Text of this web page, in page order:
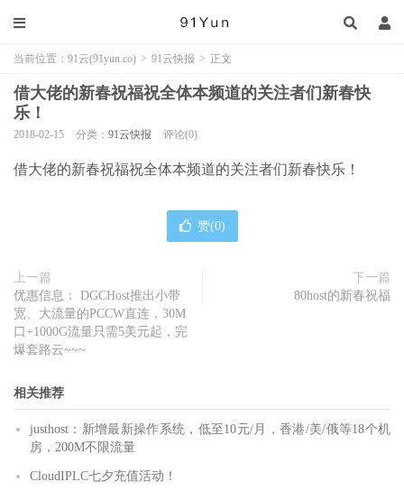
当前位置： 91云(91yun.co) > 91云快报 > 正文
借大佬的新春祝福祝全体本频道的关注者们新春快
乐！
2018-02-15 分类： 91云快报 评论(0)
借大佬的新春祝福祝全体本频道的关注者们新春快乐！
赞(0)
上一篇
优惠信息： DGCHost推出小带
宽、大流量的PCCW直连，30M
口+1000G流量只需5美元起，完
爆套路云~~~
下一篇
80host的新春祝福
相关推荐
justhost：新增最新操作系统，低至10元/月，香港/美/俄等18个机
房，200M不限流量
CloudIPLC七夕充值活动！